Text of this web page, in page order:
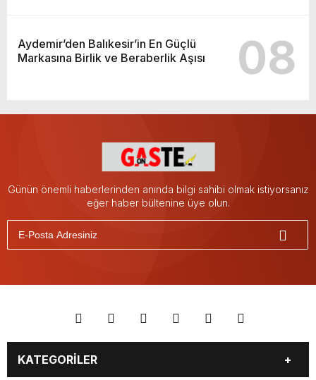
Aydemir’den Balıkesir’in En Güçlü
Markasına Birlik ve Beraberlik Aşısı
08
Günün önemli haberlerinden anında bilgi sahibi olmak istiyorsanız
eğer haber bültenine üye olun.
KATEGORİLER